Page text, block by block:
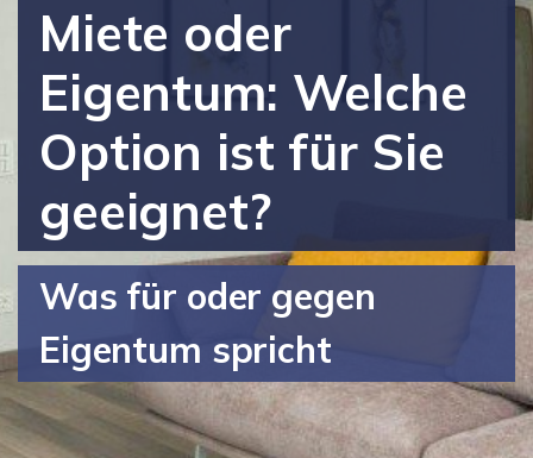
Miete oder
Eigentum: Welche
Option ist für Sie
geeignet?
Was für oder gegen
Eigentum spricht